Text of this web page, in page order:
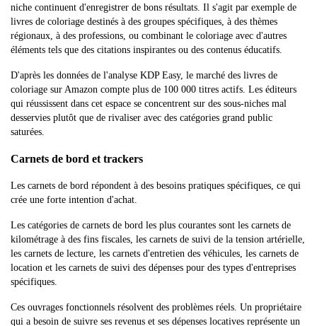
niche continuent d'enregistrer de bons résultats. Il s'agit par exemple de
livres de coloriage destinés à des groupes spécifiques, à des thèmes
régionaux, à des professions, ou combinant le coloriage avec d'autres
éléments tels que des citations inspirantes ou des contenus éducatifs.
D'après les données de l'analyse KDP Easy, le marché des livres de
coloriage sur Amazon compte plus de 100 000 titres actifs. Les éditeurs
qui réussissent dans cet espace se concentrent sur des sous-niches mal
desservies plutôt que de rivaliser avec des catégories grand public
saturées.
Carnets de bord et trackers
Les carnets de bord répondent à des besoins pratiques spécifiques, ce qui
crée une forte intention d'achat.
Les catégories de carnets de bord les plus courantes sont les carnets de
kilométrage à des fins fiscales, les carnets de suivi de la tension artérielle,
les carnets de lecture, les carnets d'entretien des véhicules, les carnets de
location et les carnets de suivi des dépenses pour des types d'entreprises
spécifiques.
Ces ouvrages fonctionnels résolvent des problèmes réels. Un propriétaire
qui a besoin de suivre ses revenus et ses dépenses locatives représente un